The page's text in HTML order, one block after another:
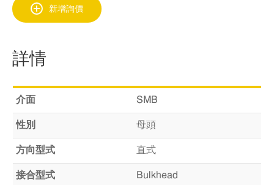
新增詢價
詳情
介面 SMB
性別 母頭
方向型式 直式
接合型式 Bulkhead